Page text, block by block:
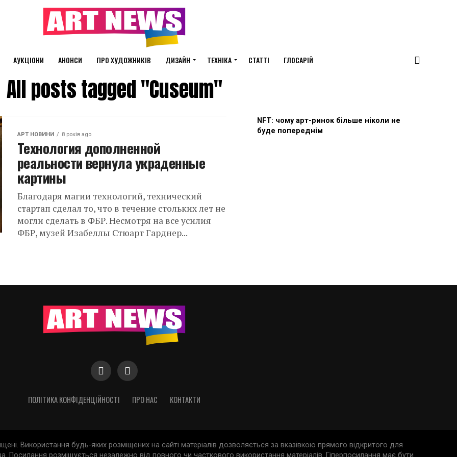
АУКЦІОНИ АНОНСИ ПРО ХУДОЖНИКІВ ДИЗАЙН ТЕХНІКА СТАТТІ ГЛОСАРІЙ
All posts tagged "Cuseum"
АРТ НОВИНИ 8 років ago
Технология дополненной
реальности вернула украденные
картины
Благодаря магии технологий, технический
стартап сделал то, что в течение стольких лет не
могли сделать в ФБР. Несмотря на все усилия
ФБР, музей Изабеллы Стюарт Гарднер...
NFT: чому арт-ринок більше ніколи не
буде попереднім
ПОЛІТИКА КОНФІДЕНЦІЙНОСТІ ПРО НАС КОНТАКТИ
Використання будь-яких розміщених на сайті матеріалів дозволяється за вказівкою прямого відкритого для
Посилання розміщується незалежно від повного чи часткового використання матеріалів. Гіперпосилання має бути